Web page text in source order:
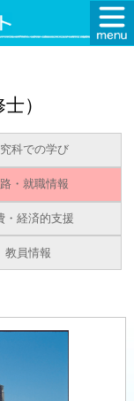
）
科での学び
・就職情報
・経済的支援
教員情報